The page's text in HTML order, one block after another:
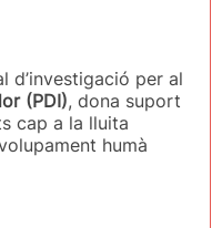
d’investigació per al
(PDI), dona suport
cap a la lluita
humà